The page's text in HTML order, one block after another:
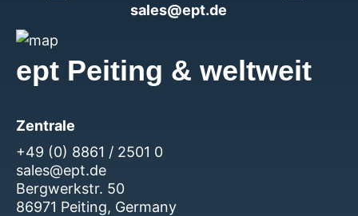
sales@ept.de
ept Peiting & weltweit
Zentrale
+49 (0) 8861 / 2501 0
sales@ept.de
Bergwerkstr. 50
86971 Peiting, Germany